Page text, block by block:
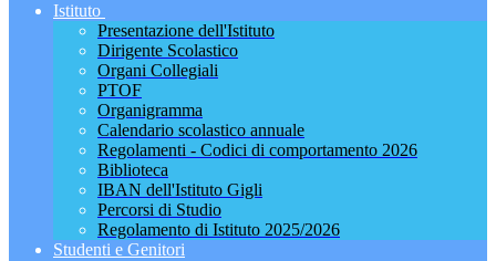
Istituto
Presentazione dell'Istituto
Dirigente Scolastico
Organi Collegiali
PTOF
Organigramma
Calendario scolastico annuale
Regolamenti - Codici di comportamento 2026
Biblioteca
IBAN dell'Istituto Gigli
Percorsi di Studio
Regolamento di Istituto 2025/2026
Studenti e Genitori